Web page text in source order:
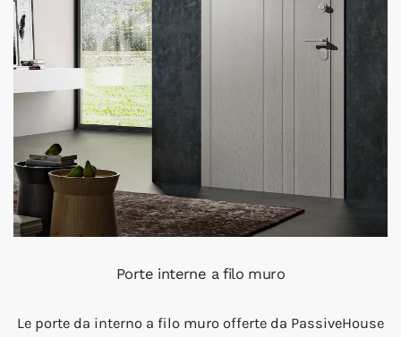
Porte interne a filo muro
Le porte da interno a filo muro offerte da PassiveHouse